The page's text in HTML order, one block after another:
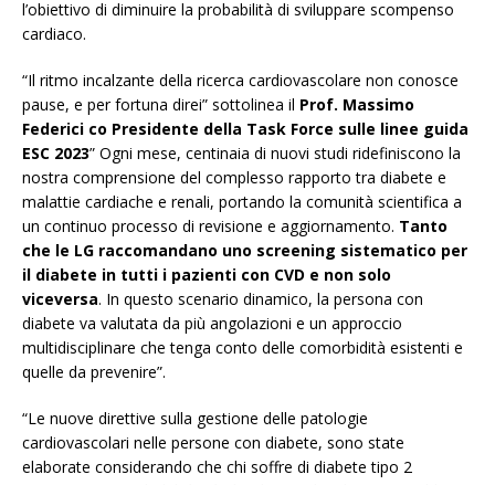
l’obiettivo di diminuire la probabilità di sviluppare scompenso
cardiaco.
“Il ritmo incalzante della ricerca cardiovascolare non conosce
pause, e per fortuna direi” sottolinea il Prof. Massimo
Federici co Presidente della Task Force sulle linee guida
ESC 2023” Ogni mese, centinaia di nuovi studi ridefiniscono la
nostra comprensione del complesso rapporto tra diabete e
malattie cardiache e renali, portando la comunità scientifica a
un continuo processo di revisione e aggiornamento. Tanto
che le LG raccomandano uno screening sistematico per
il diabete in tutti i pazienti con CVD e non solo
viceversa. In questo scenario dinamico, la persona con
diabete va valutata da più angolazioni e un approccio
multidisciplinare che tenga conto delle comorbidità esistenti e
quelle da prevenire”.
“Le nuove direttive sulla gestione delle patologie
cardiovascolari nelle persone con diabete, sono state
elaborate considerando che chi soffre di diabete tipo 2